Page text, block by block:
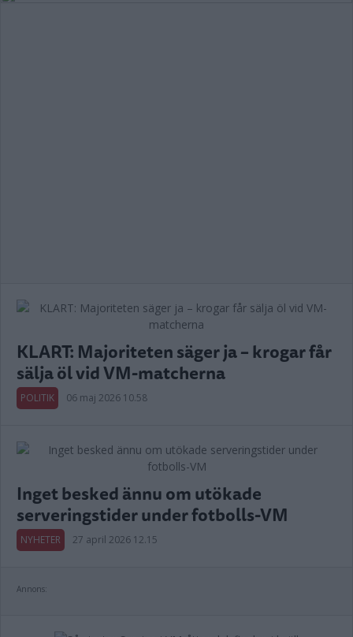
KLART: Majoriteten säger ja – krogar får
sälja öl vid VM-matcherna
POLITIK 06 maj 2026 10.58
Inget besked ännu om utökade
serveringstider under fotbolls-VM
NYHETER 27 april 2026 12.15
Annons: